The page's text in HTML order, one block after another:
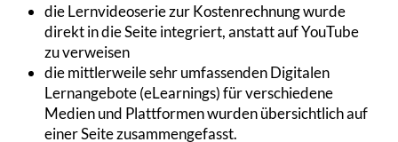
die Lernvideoserie zur Kostenrechnung wurde
direkt in die Seite integriert, anstatt auf YouTube
zu verweisen
die mittlerweile sehr umfassenden Digitalen
Lernangebote (eLearnings) für verschiedene
Medien und Plattformen wurden übersichtlich auf
einer Seite zusammengefasst.